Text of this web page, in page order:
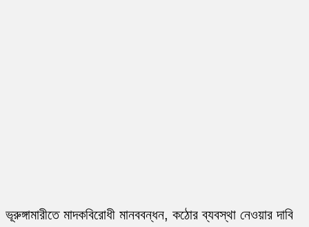
ভূরুঙ্গামারীতে মাদকবিরোধী মানববন্ধন, কঠোর ব্যবস্থা নেওয়ার দাবি